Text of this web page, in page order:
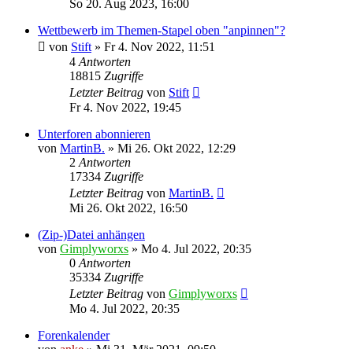
So 20. Aug 2023, 16:00
Wettbewerb im Themen-Stapel oben "anpinnen"?
von Stift » Fr 4. Nov 2022, 11:51
4 Antworten
18815 Zugriffe
Letzter Beitrag von Stift
Fr 4. Nov 2022, 19:45
Unterforen abonnieren
von MartinB. » Mi 26. Okt 2022, 12:29
2 Antworten
17334 Zugriffe
Letzter Beitrag von MartinB.
Mi 26. Okt 2022, 16:50
(Zip-)Datei anhängen
von Gimplyworxs » Mo 4. Jul 2022, 20:35
0 Antworten
35334 Zugriffe
Letzter Beitrag von Gimplyworxs
Mo 4. Jul 2022, 20:35
Forenkalender